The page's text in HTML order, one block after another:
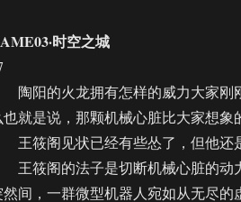
时空之城
阳的火龙拥有怎样的威力大家刚
就是说，那颗机械心脏比大家想象
筱阁见状已经有些怂了，但他还
筱阁的法子是切断机械心脏的动
然间，一群微型机器人宛如从无尽的